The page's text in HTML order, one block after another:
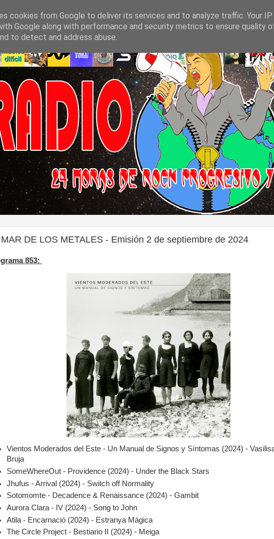
MAR DE LOS METALES - Emisión 2 de septiembre de 2024
853:
Vientos Moderados del Este - Un Manual de Signos y Síntomas (2024) -
Bruja
SomeWhereOut - Providence (2024) - Under the Black Stars
Jhufus - Arrival (2024) - Switch off Normality
Sotomomte - Decadence & Renaissance (2024) - Gambit
Aurora Clara - IV (2024) - Song to John
Atila - Encarnació (2024) - Estranya Mágica
The Circle Project - Bestiario II (2024) - Meiga
cookies from Google to deliver its services and to analyze traffic. Your
Google along with performance and security metrics to ensure quality
to detect and address abuse.